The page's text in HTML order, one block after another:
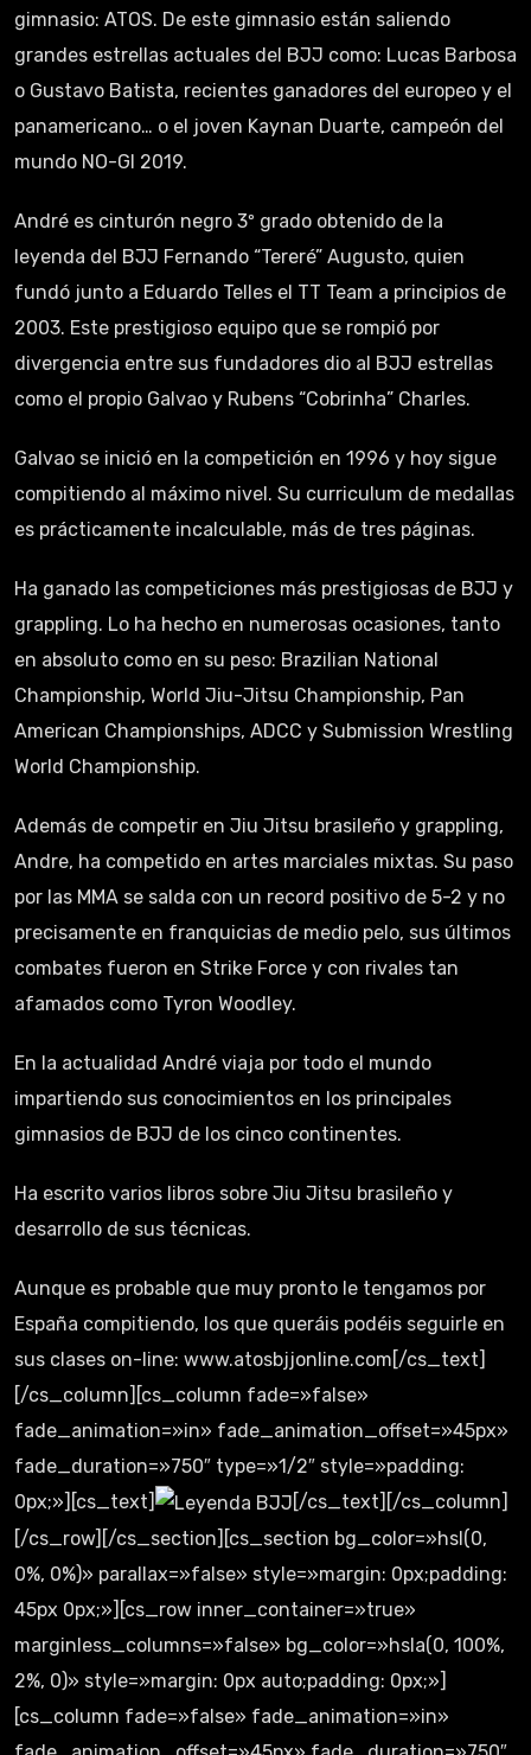
gimnasio: ATOS. De este gimnasio están saliendo
grandes estrellas actuales del BJJ como: Lucas Barbosa
o Gustavo Batista, recientes ganadores del europeo y el
panamericano… o el joven Kaynan Duarte, campeón del
mundo NO-GI 2019.
André es cinturón negro 3º grado obtenido de la
leyenda del BJJ Fernando “Tereré” Augusto, quien
fundó junto a Eduardo Telles el TT Team a principios de
2003. Este prestigioso equipo que se rompió por
divergencia entre sus fundadores dio al BJJ estrellas
como el propio Galvao y Rubens “Cobrinha” Charles.
Galvao se inició en la competición en 1996 y hoy sigue
compitiendo al máximo nivel. Su curriculum de medallas
es prácticamente incalculable, más de tres páginas.
Ha ganado las competiciones más prestigiosas de BJJ y
grappling. Lo ha hecho en numerosas ocasiones, tanto
en absoluto como en su peso: Brazilian National
Championship, World Jiu-Jitsu Championship, Pan
American Championships, ADCC y Submission Wrestling
World Championship.
Además de competir en Jiu Jitsu brasileño y grappling,
Andre, ha competido en artes marciales mixtas. Su paso
por las MMA se salda con un record positivo de 5-2 y no
precisamente en franquicias de medio pelo, sus últimos
combates fueron en Strike Force y con rivales tan
afamados como Tyron Woodley.
En la actualidad André viaja por todo el mundo
impartiendo sus conocimientos en los principales
gimnasios de BJJ de los cinco continentes.
Ha escrito varios libros sobre Jiu Jitsu brasileño y
desarrollo de sus técnicas.
Aunque es probable que muy pronto le tengamos por
España compitiendo, los que queráis podéis seguirle en
sus clases on-line: www.atosbjjonline.com[/cs_text]
[/cs_column][cs_column fade=»false»
fade_animation=»in» fade_animation_offset=»45px»
fade_duration=»750″ type=»1/2″ style=»padding:
0px;»][cs_text]
[/cs_text][/cs_column]
[/cs_row][/cs_section][cs_section bg_color=»hsl(0,
0%, 0%)» parallax=»false» style=»margin: 0px;padding:
45px 0px;»][cs_row inner_container=»true»
marginless_columns=»false» bg_color=»hsla(0, 100%,
2%, 0)» style=»margin: 0px auto;padding: 0px;»]
[cs_column fade=»false» fade_animation=»in»